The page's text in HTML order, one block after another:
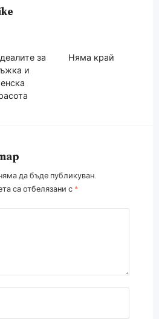
за
и
Няма край
да бъде публикуван.
са отбелязани с *